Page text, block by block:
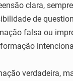
clara,
de
falsa ou
verdadeira,